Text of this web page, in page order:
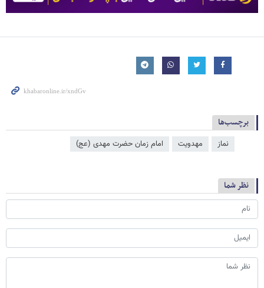
برچسب‌ها
نماز مهدویت امام زمان حضرت مهدی (عج)
نظر شما